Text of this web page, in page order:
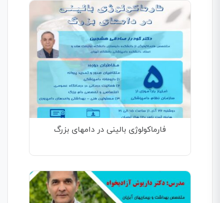
فارماکولوژی بالینی در دامهای بزرگ